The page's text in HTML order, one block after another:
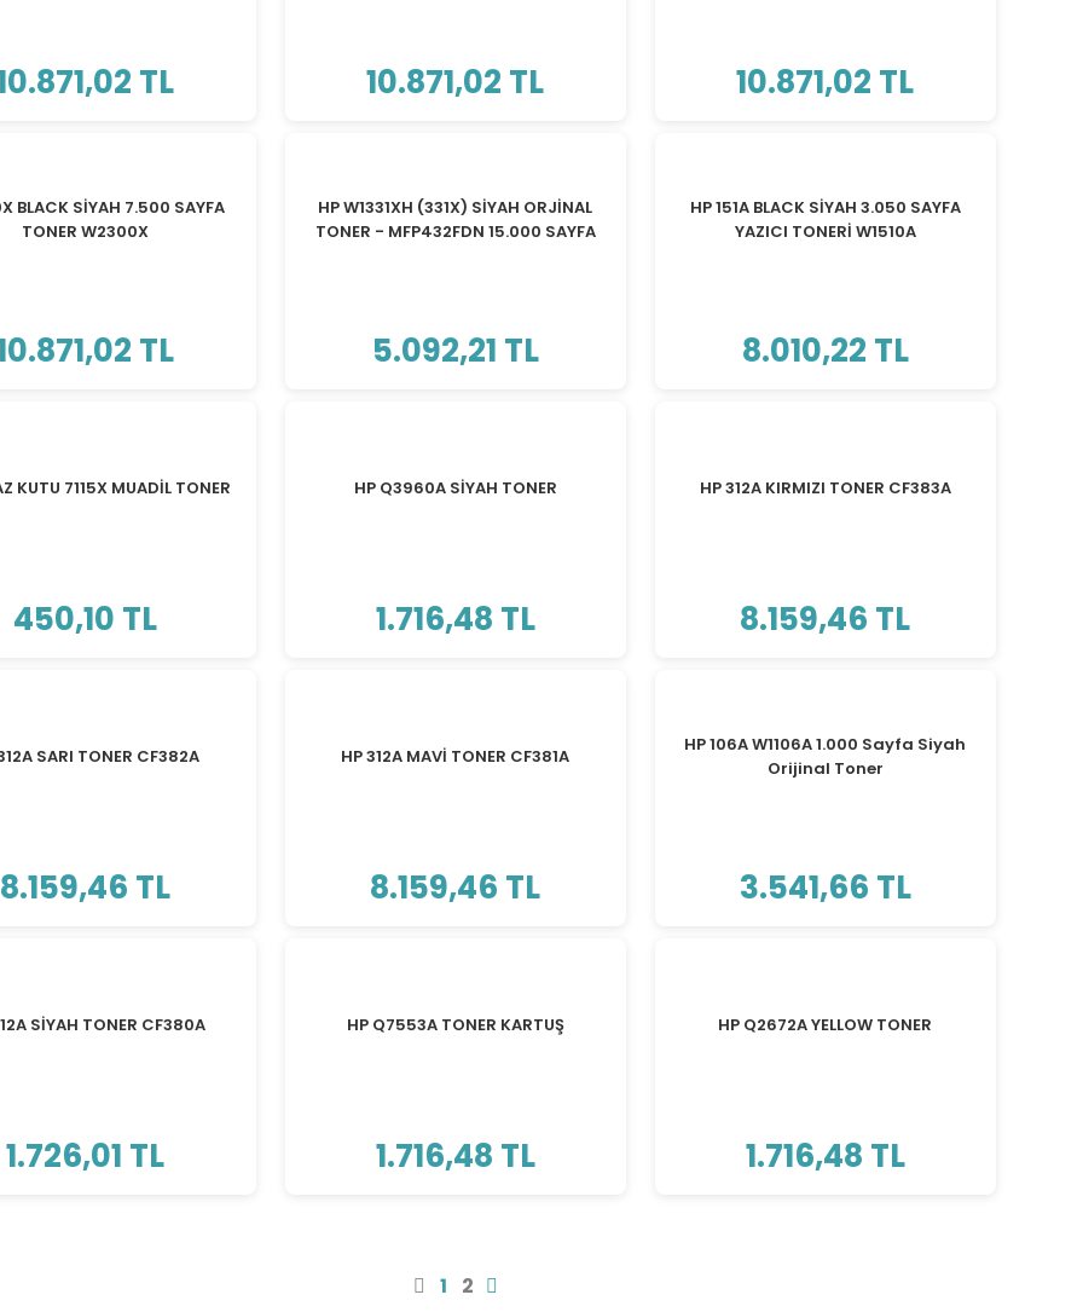
TL 10.871,02 TL 10.871,02 TL
BLACK SİYAH 7.500 SAYFA
TONER W2300X
TL
HP W1331XH (331X) SİYAH ORJİNAL
TONER - MFP432FDN 15.000 SAYFA
5.092,21 TL
HP 151A BLACK SİYAH 3.050 SAYFA
YAZICI TONERİ W1510A
8.010,22 TL
KUTU 7115X MUADİL TONER
450,10 TL
HP Q3960A SİYAH TONER
1.716,48 TL
HP 312A KIRMIZI TONER CF383A
8.159,46 TL
SARI TONER CF382A
8.159,46 TL
HP 312A MAVİ TONER CF381A
8.159,46 TL
HP 106A W1106A 1.000 Sayfa Siyah
Orijinal Toner
3.541,66 TL
SİYAH TONER CF380A
1.726,01 TL
HP Q7553A TONER KARTUŞ
1.716,48 TL
HP Q2672A YELLOW TONER
1.716,48 TL
1 2